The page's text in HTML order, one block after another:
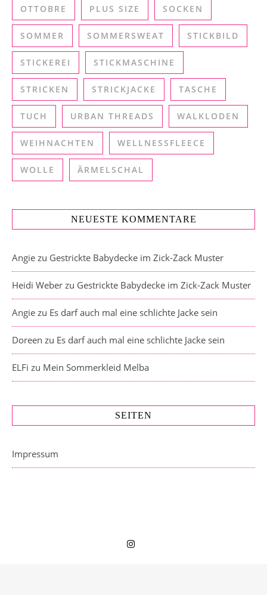
OTTOBRE PLUS SIZE SOCKEN
SOMMER SOMMERSWEAT STICKBILD
STICKEREI STICKMASCHINE
STRICKEN STRICKJACKE TASCHE
TUCH URBAN THREADS WALKLODEN
WEIHNACHTEN WELLNESSFLEECE
WOLLE ÄRMELSCHAL
NEUESTE KOMMENTARE
Angie zu Gestrickte Babydecke im Zick-Zack Muster
Heidi Weber zu Gestrickte Babydecke im Zick-Zack Muster
Angie zu Es darf auch mal eine schlichte Jacke sein
Doreen zu Es darf auch mal eine schlichte Jacke sein
ELFi zu Mein Sommerkleid Melba
SEITEN
Impressum